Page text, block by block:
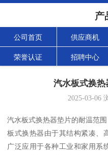
产
公司首页 供应商机
荣誉认证 招聘中心
汽水板式换热
2025-03-06
汽水板式换热器垫片的耐温范围
板式换热器由于其结构紧凑、
广泛应用于各种工业和家用系